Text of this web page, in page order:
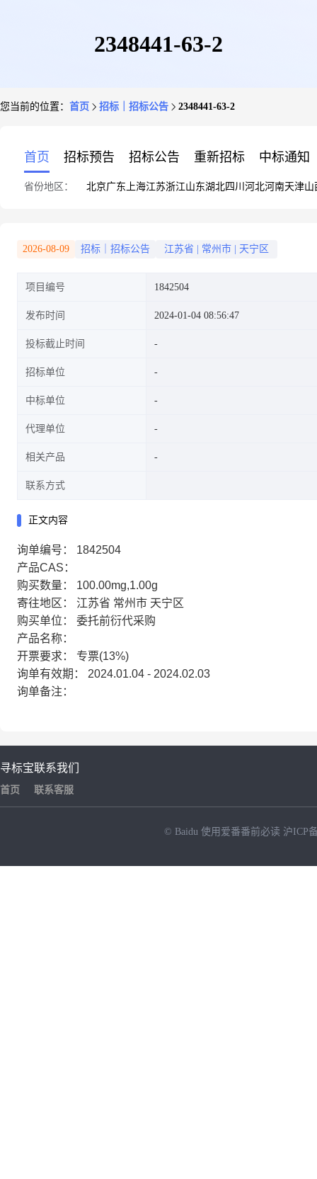
2348441-63-2
您当前的位置： 首页 招标｜招标公告 2348441-63-2
首页 招标预告 招标公告 重新招标 中标通知
省份地区： 北京广东 上海江苏浙江山东湖北四川 河北河南天津山
2026-08-09 招标｜招标公告 江苏省 常州市 天宁区
项目编号 1842504
发布时间 2024-01-04 08:56:47
投标截止时间
招标单位
中标单位
代理单位
相关产品
联系方式
正文内容
询单编号： 1842504
产品CAS：
购买数量： 100.00mg,1.00g
寄往地区： 江苏省 常州市 天宁区
购买单位： 委托前衍代采购
产品名称：
开票要求： 专票(13%)
询单有效期： 2024.01.04 - 2024.02.03
询单备注：
寻标宝
首页
联系我们
联系客服
© Baidu 使用爱番番前必读 沪ICP